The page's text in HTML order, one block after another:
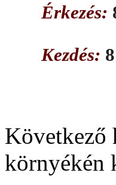
Érkezés:
Kezdés:
Következő
környékén